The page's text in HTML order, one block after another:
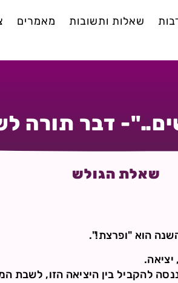
שאלות ותשובות מאמרים
דבר תורה
שאלת הגולש
הוא "ופרצת!".
יציאה.
להקביל בין היציאה הזו, לשבת